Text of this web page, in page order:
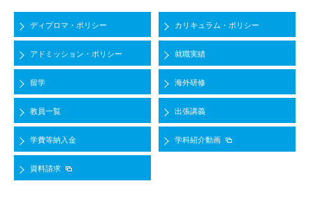
ディプロマ・ポリシー カリキュラム・ポリシー
アドミッション・ポリシー 就職実績
留学 海外研修
教員一覧 出張講義
学費等納入金 学科紹介動画
資料請求